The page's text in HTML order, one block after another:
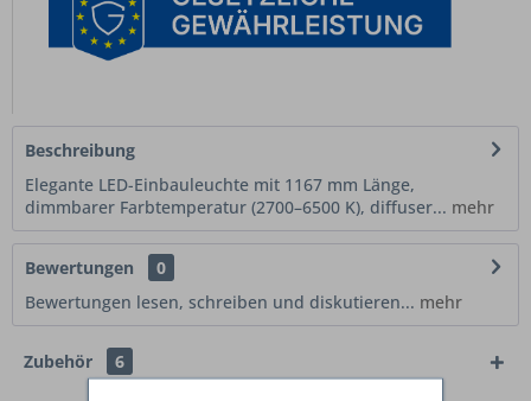
Beschreibung
Elegante LED-Einbauleuchte mit 1167 mm Länge,
dimmbarer Farbtemperatur (2700–6500 K), diffuser... mehr
Bewertungen
0
Bewertungen lesen, schreiben und diskutieren... mehr
Zubehör 6